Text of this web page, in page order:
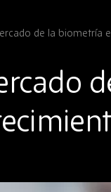
de la biometría